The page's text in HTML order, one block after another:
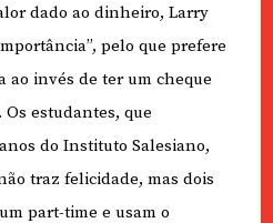
dado ao dinheiro, Larry
pelo que prefere
ao invés de ter um cheque
estudantes, que
do Instituto Salesiano,
traz felicidade, mas dois
part-time e usam o